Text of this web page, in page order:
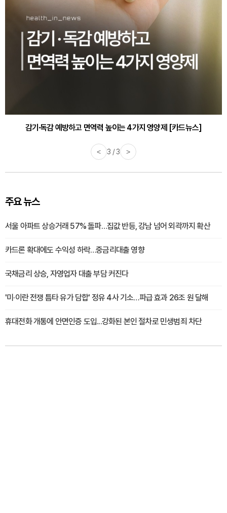
감기·독감 예방하고 면역력 높이는 4가지 영양제 [카드뉴스]
< 3 / 3 >
주요 뉴스
서울 아파트 상승거래 57% 돌파…집값 반등, 강남 넘어 외곽까지 확산
카드론 확대에도 수익성 하락…중금리대출 영향
국채금리 상승, 자영업자 대출 부담 커진다
'미·이란 전쟁 틈타 유가 담합' 정유 4사 기소…파급 효과 26조 원 달해
휴대전화 개통에 안면인증 도입...강화된 본인 절차로 민생범죄 차단